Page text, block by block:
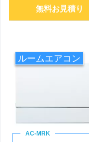
無料お見積り
ルームエアコン